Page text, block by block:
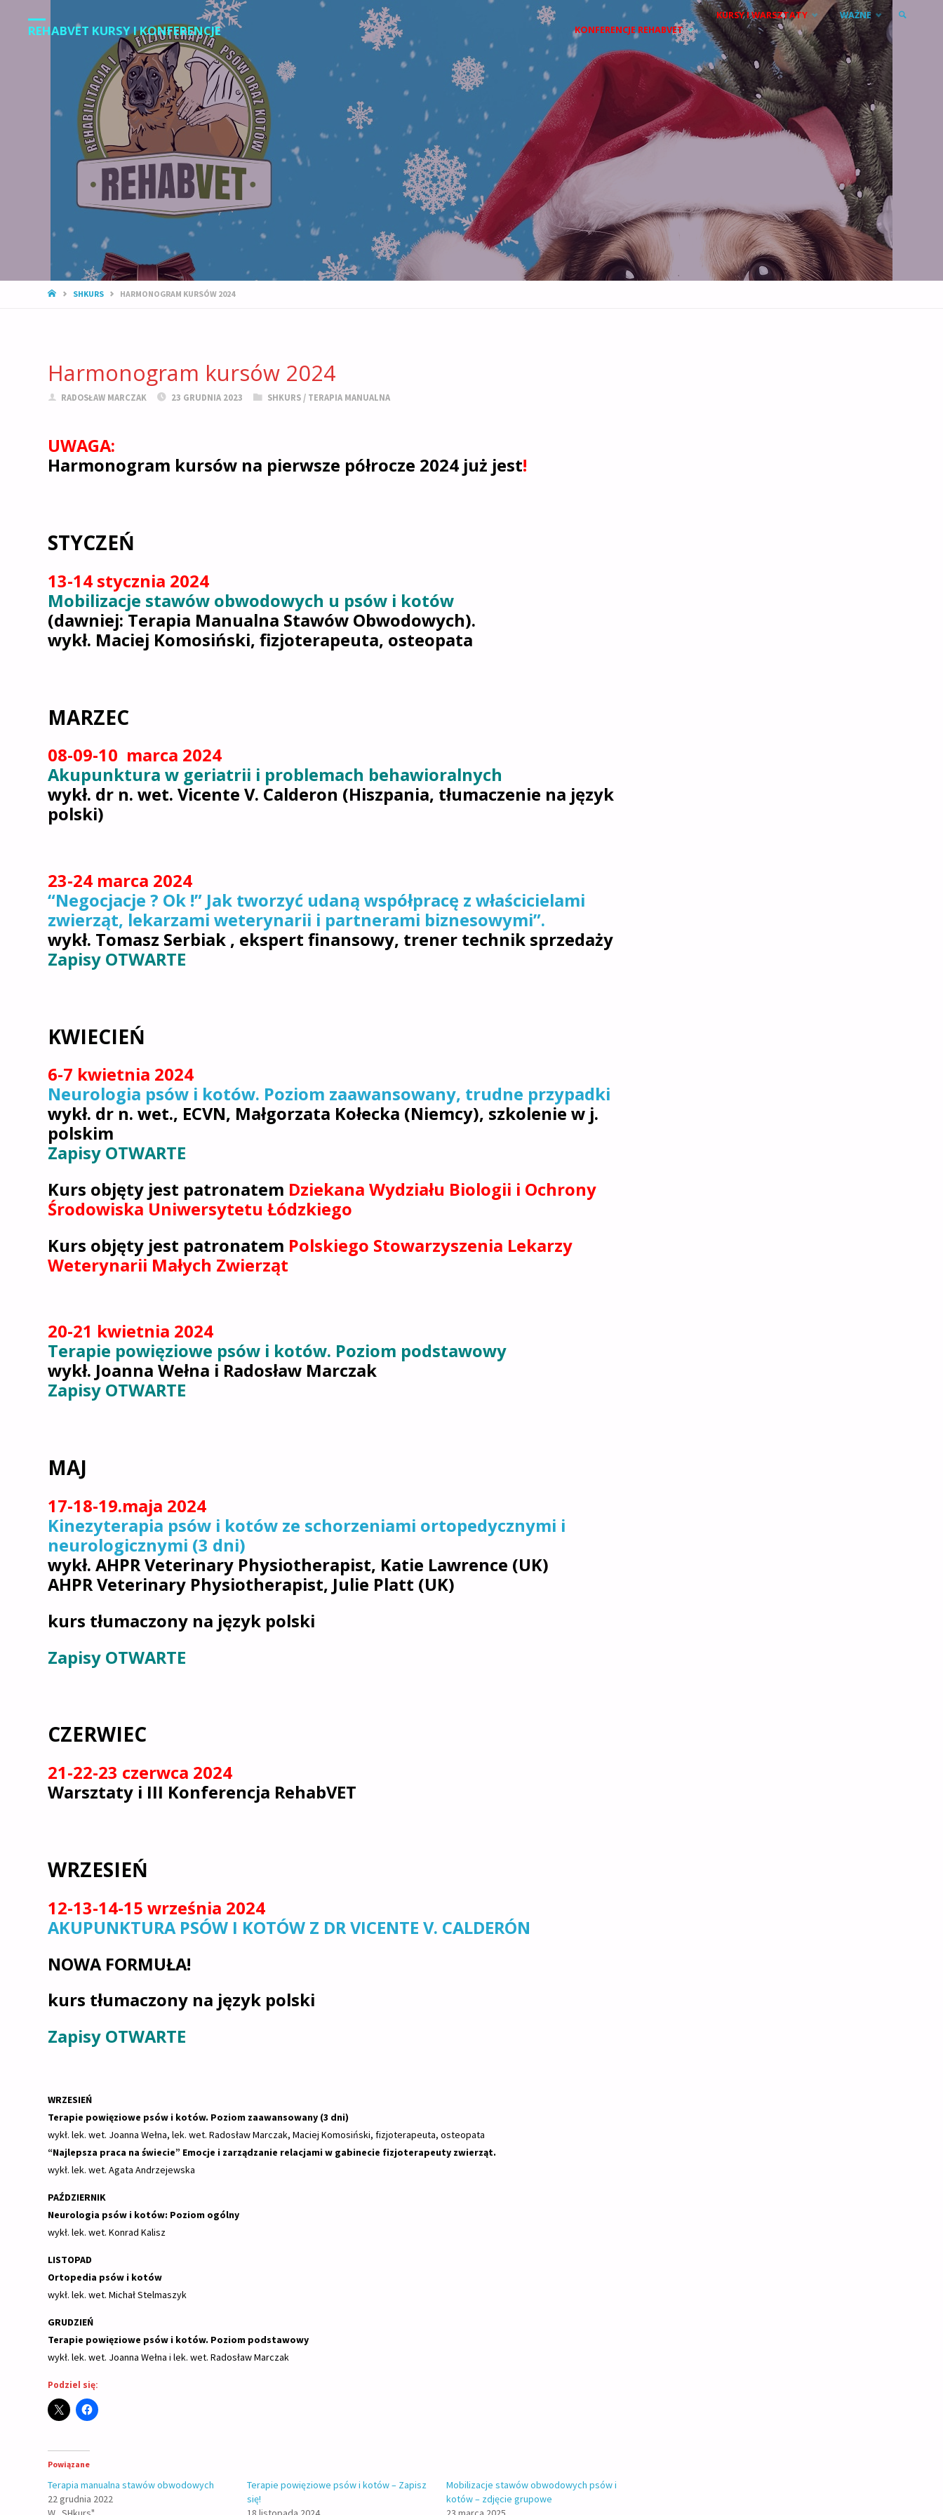
REHABVET KURSY I KONFERENCJE
treści
KONFERENCJE REHABVET
KURSY I WARSZTATY WAŻNE
STRONA
SHKURS HARMONOGRAM KURSÓW 2024
Harmonogram kursów 2024
RADOSŁAW MARCZAK 23 GRUDNIA 2023 SHKURS/ TERAPIA MANUALNA
UWAGA:
Harmonogram kursów na pierwsze półrocze 2024 już jest!
STYCZEŃ
13-14 stycznia 2024
Mobilizacje stawów obwodowych u psów i kotów
(dawniej: Terapia Manualna Stawów Obwodowych).
wykł. Maciej Komosiński, fizjoterapeuta, osteopata
MARZEC
08-09-10 marca 2024
Akupunktura w geriatrii i problemach behawioralnych
wykł. dr n. wet. Vicente V. Calderon (Hiszpania, tłumaczenie na język
polski)
23-24 marca 2024
“Negocjacje ? Ok !” Jak tworzyć udaną współpracę z właścicielami
zwierząt, lekarzami weterynarii i partnerami biznesowymi”.
wykł. Tomasz Serbiak , ekspert finansowy, trener technik sprzedaży
Zapisy OTWARTE
KWIECIEŃ
6-7 kwietnia 2024
Neurologia psów i kotów. Poziom zaawansowany, trudne przypadki
wykł. dr n. wet., ECVN, Małgorzata Kołecka (Niemcy), szkolenie w j.
polskim
Zapisy OTWARTE
Kurs objęty jest patronatem Dziekana Wydziału Biologii i Ochrony
Środowiska Uniwersytetu Łódzkiego
Kurs objęty jest patronatem Polskiego Stowarzyszenia Lekarzy
Weterynarii Małych Zwierząt
20-21 kwietnia 2024
Terapie powięziowe psów i kotów. Poziom podstawowy
wykł. Joanna Wełna i Radosław Marczak
Zapisy OTWARTE
MAJ
17-18-19.maja 2024
Kinezyterapia psów i kotów ze schorzeniami ortopedycznymi i
neurologicznymi (3 dni)
wykł. AHPR Veterinary Physiotherapist, Katie Lawrence (UK)
AHPR Veterinary Physiotherapist, Julie Platt (UK)
kurs tłumaczony na język polski
Zapisy OTWARTE
CZERWIEC
21-22-23 czerwca 2024
Warsztaty i III Konferencja RehabVET
WRZESIEŃ
12-13-14-15 września 2024
AKUPUNKTURA PSÓW I KOTÓW Z DR VICENTE V. CALDERÓN
NOWA FORMUŁA!
kurs tłumaczony na język polski
Zapisy OTWARTE
WRZESIEŃ
Terapie powięziowe psów i kotów. Poziom zaawansowany (3 dni)
wykł. lek. wet. Joanna Wełna, lek. wet. Radosław Marczak, Maciej Komosiński, fizjoterapeuta, osteopata
“Najlepsza praca na świecie” Emocje i zarządzanie relacjami w gabinecie fizjoterapeuty zwierząt.
wykł. lek. wet. Agata Andrzejewska
PAŹDZIERNIK
Neurologia psów i kotów: Poziom ogólny
wykł. lek. wet. Konrad Kalisz
LISTOPAD
Ortopedia psów i kotów
wykł. lek. wet. Michał Stelmaszyk
GRUDZIEŃ
Terapie powięziowe psów i kotów. Poziom podstawowy
wykł. lek. wet. Joanna Wełna i lek. wet. Radosław Marczak
Podziel się:
Powiązane
Terapia manualna stawów obwodowych
22 grudnia 2022
Terapie powięziowe psów i kotów – Zapisz
się!
Mobilizacje stawów obwodowych psów i
kotów – zdjęcie grupowe